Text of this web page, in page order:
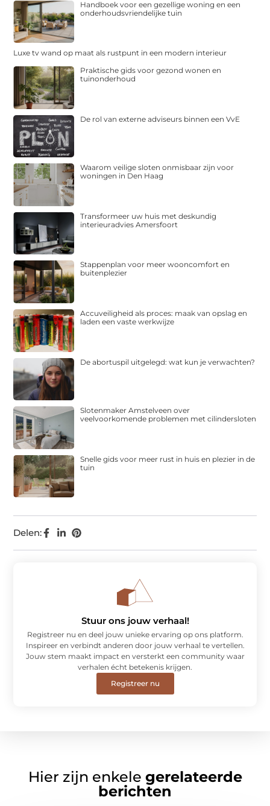
Delen:
Handboek voor een gezellige woning en een
onderhoudsvriendelijke tuin
Luxe tv wand op maat als rustpunt in een modern interieur
Praktische gids voor gezond wonen en
tuinonderhoud
De rol van externe adviseurs binnen een VvE
Waarom veilige sloten onmisbaar zijn voor
woningen in Den Haag
Transformeer uw huis met deskundig
interieuradvies Amersfoort
Stappenplan voor meer wooncomfort en
buitenplezier
Accuveiligheid als proces: maak van opslag en
laden een vaste werkwijze
De abortuspil uitgelegd: wat kun je verwachten?
Slotenmaker Amstelveen over
veelvoorkomende problemen met cilindersloten
Snelle gids voor meer rust in huis en plezier in de
tuin
Stuur ons jouw verhaal!
Registreer nu en deel jouw unieke ervaring op ons platform.
Inspireer en verbindt anderen door jouw verhaal te vertellen.
Jouw stem maakt impact en versterkt een community waar
verhalen écht betekenis krijgen.
Registreer nu
Hier zijn enkele gerelateerde
berichten